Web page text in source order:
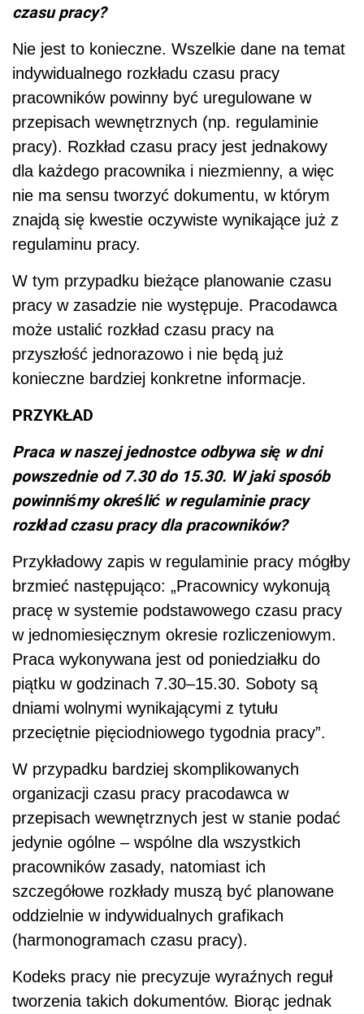
czasu pracy?
Nie jest to konieczne. Wszelkie dane na temat
indywidualnego rozkładu czasu pracy
pracowników powinny być uregulowane w
przepisach wewnętrznych (np. regulaminie
pracy). Rozkład czasu pracy jest jednakowy
dla każdego pracownika i niezmienny, a więc
nie ma sensu tworzyć dokumentu, w którym
znajdą się kwestie oczywiste wynikające już z
regulaminu pracy.
W tym przypadku bieżące planowanie czasu
pracy w zasadzie nie występuje. Pracodawca
może ustalić rozkład czasu pracy na
przyszłość jednorazowo i nie będą już
konieczne bardziej konkretne informacje.
PRZYKŁAD
Praca w naszej jednostce odbywa się w dni
powszednie od 7.30 do 15.30. W jaki sposób
powinniśmy określić w regulaminie pracy
rozkład czasu pracy dla pracowników?
Przykładowy zapis w regulaminie pracy mógłby
brzmieć następująco: „Pracownicy wykonują
pracę w systemie podstawowego czasu pracy
w jednomiesięcznym okresie rozliczeniowym.
Praca wykonywana jest od poniedziałku do
piątku w godzinach 7.30–15.30. Soboty są
dniami wolnymi wynikającymi z tytułu
przeciętnie pięciodniowego tygodnia pracy”.
W przypadku bardziej skomplikowanych
organizacji czasu pracy pracodawca w
przepisach wewnętrznych jest w stanie podać
jedynie ogólne – wspólne dla wszystkich
pracowników zasady, natomiast ich
szczegółowe rozkłady muszą być planowane
oddzielnie w indywidualnych grafikach
(harmonogramach czasu pracy).
Kodeks pracy nie precyzuje wyraźnych reguł
tworzenia takich dokumentów. Biorąc jednak